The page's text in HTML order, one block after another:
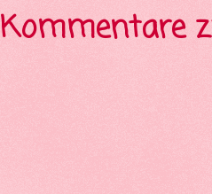
Kommentare